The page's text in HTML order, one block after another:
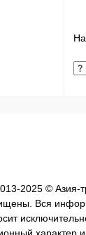
2025 © Азия-
Вся